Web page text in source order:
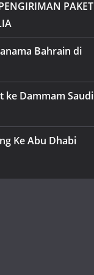
PAKET
Bahrain di
ke Dammam Saudi
Ke Abu Dhabi